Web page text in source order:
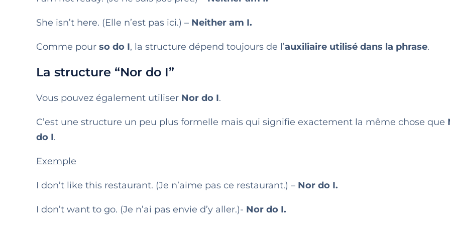
She isn’t here. (Elle n’est pas ici.) – Neither am I.
Comme pour so do I, la structure dépend toujours de l’auxiliaire utilisé dans la phrase.
La structure “Nor do I”
Vous pouvez également utiliser Nor do I.
C’est une structure un peu plus formelle mais qui signifie exactement la même chose que
do I.
Exemple
I don’t like this restaurant. (Je n’aime pas ce restaurant.) – Nor do I.
I don’t want to go. (Je n’ai pas envie d’y aller.)- Nor do I.